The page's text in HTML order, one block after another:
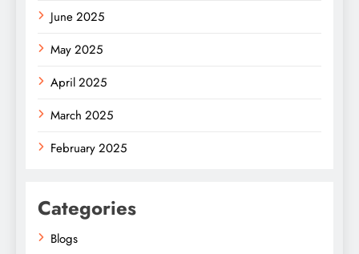
June 2025
May 2025
April 2025
March 2025
February 2025
Categories
Blogs